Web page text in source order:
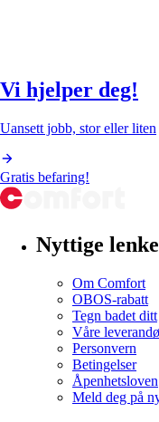
Vi hjelper deg!
Uansett jobb, stor eller liten
Gratis befaring!
Nyttige
Om Comfort
OBOS-rabatt
Tegn badet ditt
Våre
Personvern
Betingelser
Åpenhetsloven
Meld deg på